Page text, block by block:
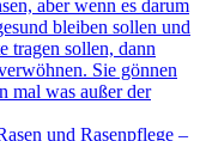
aber wenn es darum
bleiben sollen und
tragen sollen, dann
Sie gönnen
mal was außer der
und Rasenpflege –